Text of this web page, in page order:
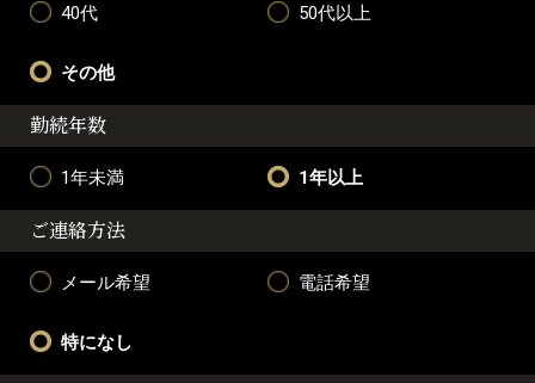
40代 50代以上
その他
勤続年数
1年未満 1年以上
ご連絡方法
メール希望 電話希望
特になし